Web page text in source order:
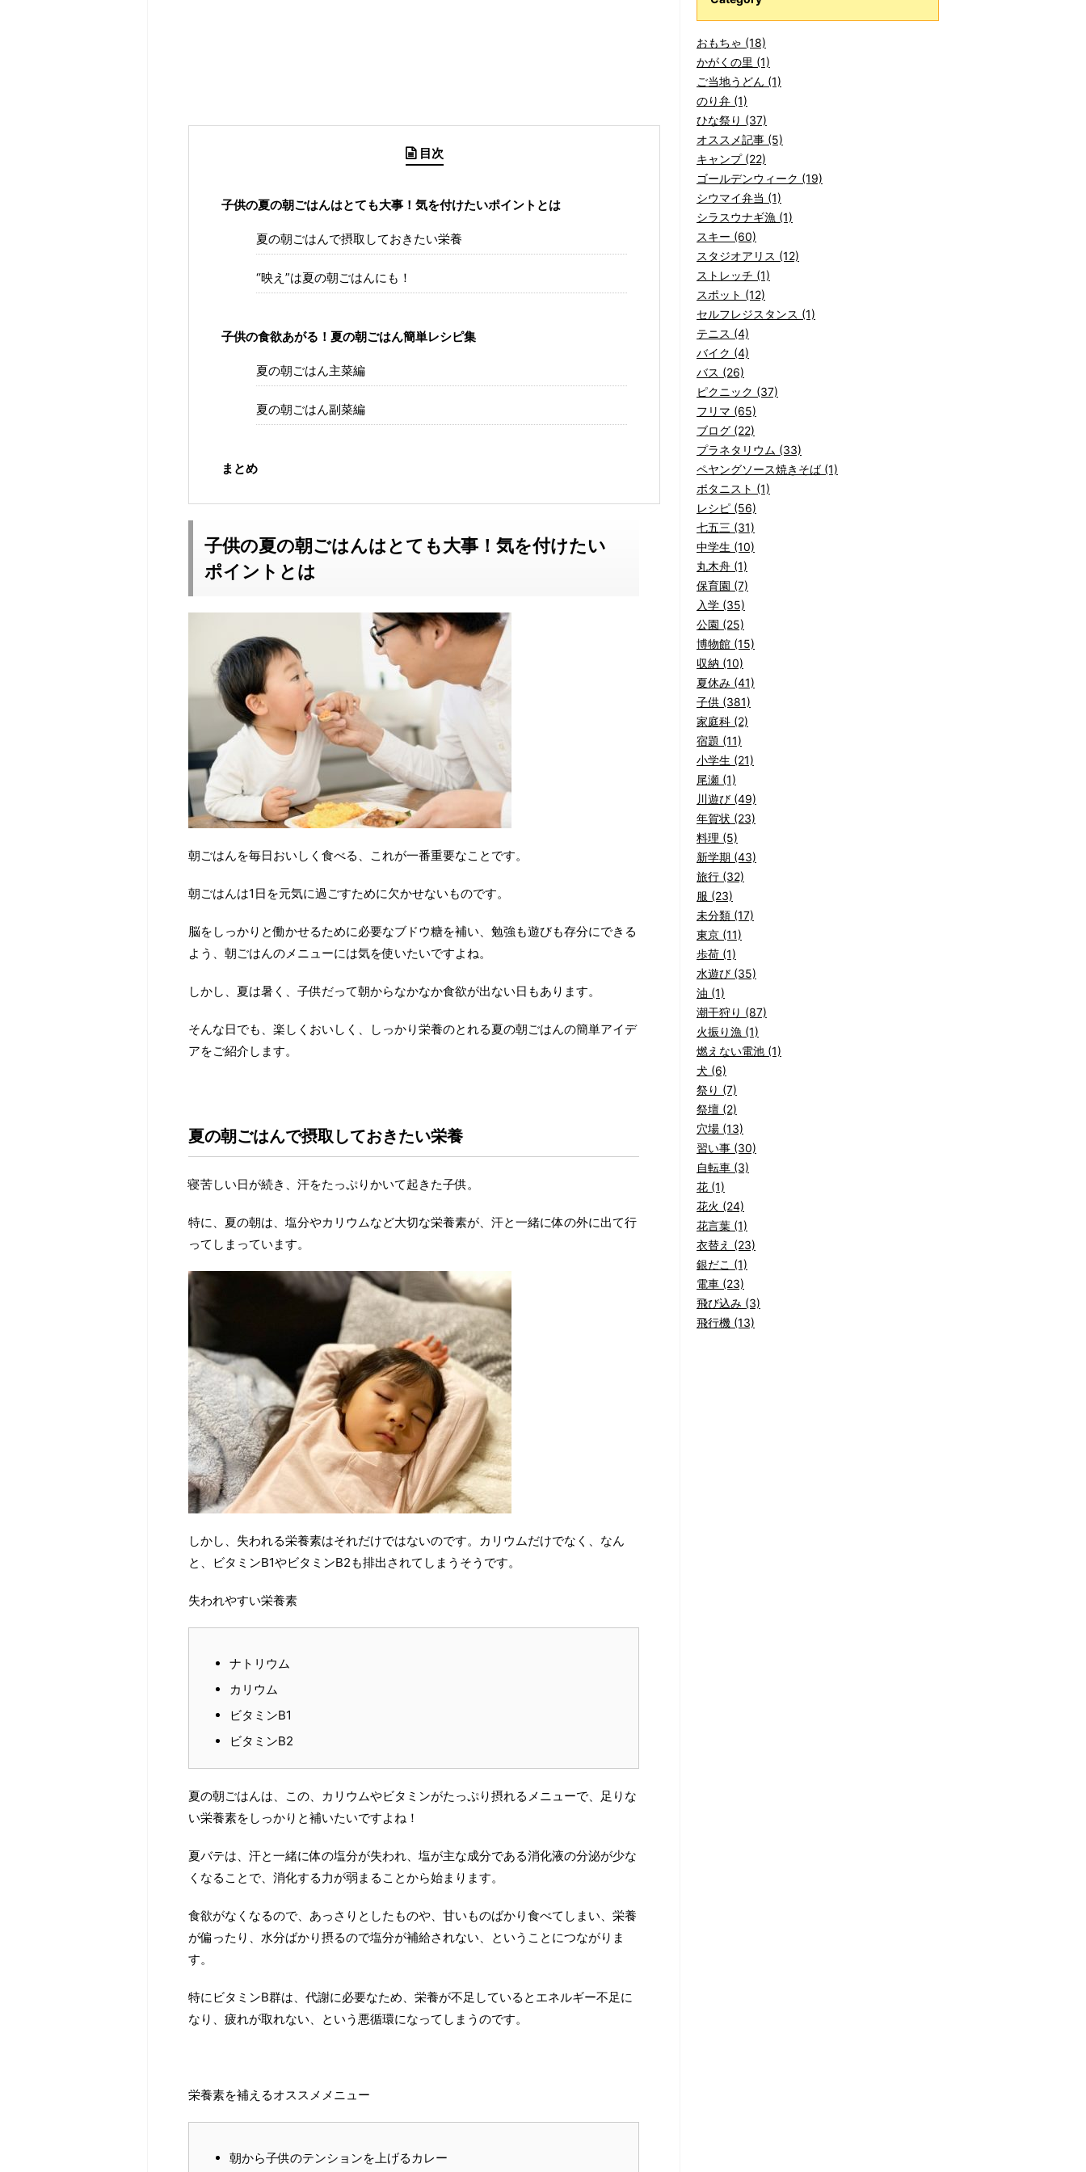
目次
子供の夏の朝ごはんはとても大事！気を付けたいポイントとは
夏の朝ごはんで摂取しておきたい栄養
“映え”は夏の朝ごはんにも！
子供の食欲あがる！夏の朝ごはん簡単レシピ集
夏の朝ごはん主菜編
夏の朝ごはん副菜編
まとめ
子供の夏の朝ごはんはとても大事！気を付けたい
ポイントとは
朝ごはんを毎日おいしく食べる、これが一番重要なことです。
朝ごはんは1日を元気に過ごすために欠かせないものです。
脳をしっかりと働かせるために必要なブドウ糖を補い、勉強も遊びも存分にできる
よう、朝ごはんのメニューには気を使いたいですよね。
しかし、夏は暑く、子供だって朝からなかなか食欲が出ない日もあります。
そんな日でも、楽しくおいしく、しっかり栄養のとれる夏の朝ごはんの簡単アイデ
アをご紹介します。
夏の朝ごはんで摂取しておきたい栄養
寝苦しい日が続き、汗をたっぷりかいて起きた子供。
特に、夏の朝は、塩分やカリウムなど大切な栄養素が、汗と一緒に体の外に出て行
ってしまっています。
しかし、失われる栄養素はそれだけではないのです。カリウムだけでなく、なん
と、ビタミンB1やビタミンB2も排出されてしまうそうです。
失われやすい栄養素
ナトリウム
カリウム
ビタミンB1
ビタミンB2
夏の朝ごはんは、この、カリウムやビタミンがたっぷり摂れるメニューで、足りな
い栄養素をしっかりと補いたいですよね！
夏バテは、汗と一緒に体の塩分が失われ、塩が主な成分である消化液の分泌が少な
くなることで、消化する力が弱まることから始まります。
食欲がなくなるので、あっさりとしたものや、甘いものばかり食べてしまい、栄養
が偏ったり、水分ばかり摂るので塩分が補給されない、ということにつながりま
す。
特にビタミンB群は、代謝に必要なため、栄養が不足しているとエネルギー不足に
なり、疲れが取れない、という悪循環になってしまうのです。
栄養素を補えるオススメメニュー
朝から子供のテンションを上げるカレー
おもちゃ (18)
かがくの里 (1)
ご当地うどん (1)
のり弁 (1)
ひな祭り (37)
オススメ記事 (5)
キャンプ (22)
ゴールデンウィーク (19)
シウマイ弁当 (1)
シラスウナギ漁 (1)
スキー (60)
スタジオアリス (12)
ストレッチ (1)
スポット (12)
セルフレジスタンス (1)
テニス (4)
バイク (4)
バス (26)
ピクニック (37)
フリマ (65)
ブログ (22)
プラネタリウム (33)
ペヤングソース焼きそば (1)
ボタニスト (1)
レシピ (56)
七五三 (31)
中学生 (10)
丸木舟 (1)
保育園 (7)
入学 (35)
公園 (25)
博物館 (15)
収納 (10)
夏休み (41)
子供 (381)
家庭科 (2)
宿題 (11)
小学生 (21)
尾瀬 (1)
川遊び (49)
年賀状 (23)
料理 (5)
新学期 (43)
旅行 (32)
服 (23)
未分類 (17)
東京 (11)
歩荷 (1)
水遊び (35)
油 (1)
潮干狩り (87)
火振り漁 (1)
燃えない電池 (1)
犬 (6)
祭り (7)
祭壇 (2)
穴場 (13)
習い事 (30)
自転車 (3)
花 (1)
花火 (24)
花言葉 (1)
衣替え (23)
銀だこ (1)
電車 (23)
飛び込み (3)
飛行機 (13)